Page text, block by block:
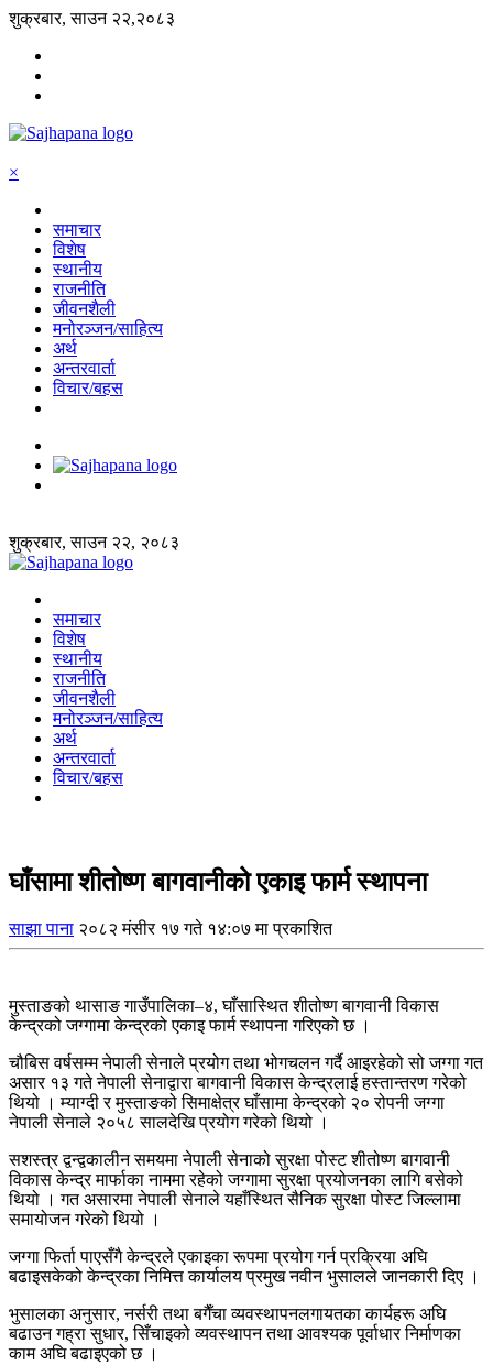
शुक्रबार, साउन २२,२०८३
×
समाचार
विशेष
स्थानीय
राजनीति
जीवनशैली
मनोरञ्जन/साहित्य
अर्थ
अन्तरवार्ता
विचार/बहस
शुक्रबार, साउन २२, २०८३
समाचार
विशेष
स्थानीय
राजनीति
जीवनशैली
मनोरञ्जन/साहित्य
अर्थ
अन्तरवार्ता
विचार/बहस
घाँसामा शीतोष्ण बागवानीको एकाइ फार्म स्थापना
साझा पाना २०८२ मंसीर १७ गते १४:०७ मा प्रकाशित
मुस्ताङको थासाङ गाउँपालिका–४, घाँसास्थित शीतोष्ण बागवानी विकास
केन्द्रको जग्गामा केन्द्रको एकाइ फार्म स्थापना गरिएको छ ।
चौबिस वर्षसम्म नेपाली सेनाले प्रयोग तथा भोगचलन गर्दै आइरहेको सो जग्गा गत
असार १३ गते नेपाली सेनाद्वारा बागवानी विकास केन्द्रलाई हस्तान्तरण गरेको
थियो । म्याग्दी र मुस्ताङको सिमाक्षेत्र घाँसामा केन्द्रको २० रोपनी जग्गा
नेपाली सेनाले २०५८ सालदेखि प्रयोग गरेको थियो ।
सशस्त्र द्वन्द्वकालीन समयमा नेपाली सेनाको सुरक्षा पोस्ट शीतोष्ण बागवानी
विकास केन्द्र मार्फाका नाममा रहेको जग्गामा सुरक्षा प्रयोजनका लागि बसेको
थियो । गत असारमा नेपाली सेनाले यहाँस्थित सैनिक सुरक्षा पोस्ट जिल्लामा
समायोजन गरेको थियो ।
जग्गा फिर्ता पाएसँगै केन्द्रले एकाइका रूपमा प्रयोग गर्न प्रक्रिया अघि
बढाइसकेको केन्द्रका निमित्त कार्यालय प्रमुख नवीन भुसालले जानकारी दिए ।
भुसालका अनुसार, नर्सरी तथा बगैँचा व्यवस्थापनलगायतका कार्यहरू अघि
बढाउन गह्रा सुधार, सिँचाइको व्यवस्थापन तथा आवश्यक पूर्वाधार निर्माणका
काम अघि बढाइएको छ ।